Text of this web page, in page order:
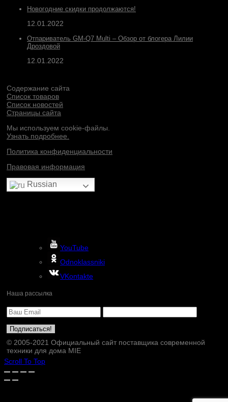
Новогодние скидки продолжаются!
12.01.2022
Отпариватель GM-Q7 Multi – Обзор от блогера Лилии
Дроздовой
12.01.2022
Содержание сайта
Список товаров
Список новостей
Страницы сайта
Мы используем cookie-файлы.
Узнать подробнее.
Политика конфиденциальности
Правовая информация
Russian
YouTube
Odnoklassniki
VKontakte
Наша рассылка
© 2005-2021 Официальный сайт поставщика современной
техники для дома MIE
Scroll To Top